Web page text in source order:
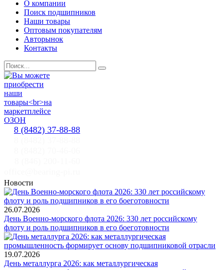
О компании
Поиск подшипников
Наши товары
Оптовым покупателям
Авторынок
Контакты
8 (8482) 37-88-88
Новости
26.07.2026
День Военно-морского флота 2026: 330 лет российскому
флоту и роль подшипников в его боеготовности
19.07.2026
День металлурга 2026: как металлургическая